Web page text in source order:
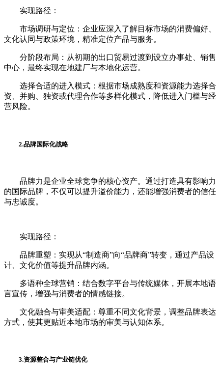
实现路径：
市场调研与定位：企业应深入了解目标市场的消费偏好、
文化认同与政策环境，精准定位产品与服务。
分阶段布局：从初期的出口贸易过渡到设立办事处、销售
中心，最终实现在地建厂与本地化运营。
选择合适的进入模式：根据市场成熟度和资源能力选择合
资、并购、独资或代理合作等多样化模式，降低进入门槛与经
营风险。
2.品牌国际化战略
品牌力是企业全球竞争的核心资产。通过打造具有影响力
的国际品牌，不仅可以提升溢价能力，还能增强消费者的信任
与忠诚度。
实现路径：
品牌重塑：实现从“制造商”向“品牌商”转变，通过产品设
计、文化价值等提升品牌内涵。
多语种全球营销：结合数字平台与传统媒体，开展本地语
言宣传，增强与消费者的情感链接。
文化融合与审美适配：尊重不同文化背景，调整品牌表达
方式，使其更贴近本地市场的审美与认知体系。
3.资源整合与产业链优化